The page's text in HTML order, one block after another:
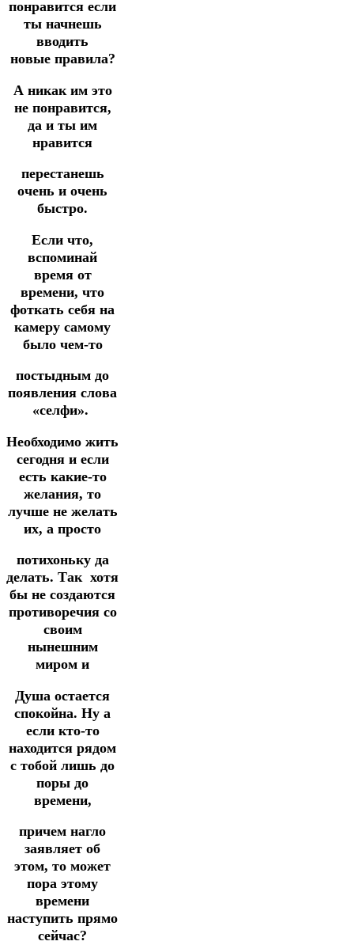
понравится если
ты начнешь
вводить
новые правила?
А никак им это
не понравится,
да и ты им
нравится
перестанешь
очень и очень
быстро.
Если что,
вспоминай
время от
времени, что
фоткать себя на
камеру самому
было чем-то
постыдным до
появления слова
«селфи».
Необходимо жить
сегодня и если
есть какие-то
желания, то
лучше не желать
их, а просто
потихоньку да
делать. Так хотя
бы не создаются
противоречия со
своим
нынешним
миром и
Душа остается
спокойна. Ну а
если кто-то
находится рядом
с тобой лишь до
поры до
времени,
причем нагло
заявляет об
этом, то может
пора этому
времени
наступить прямо
сейчас?